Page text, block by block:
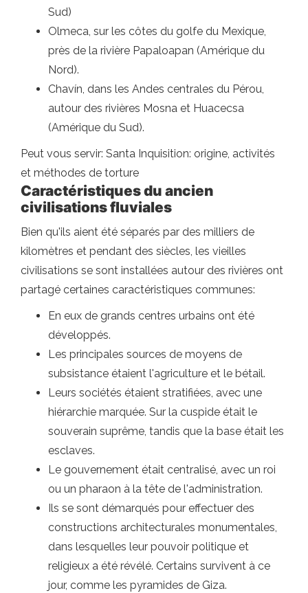
Sud)
Olmeca, sur les côtes du golfe du Mexique,
près de la rivière Papaloapan (Amérique du
Nord).
Chavín, dans les Andes centrales du Pérou,
autour des rivières Mosna et Huacecsa
(Amérique du Sud).
Peut vous servir: Santa Inquisition: origine, activités
et méthodes de torture
Caractéristiques du ancien
civilisations fluviales
Bien qu'ils aient été séparés par des milliers de
kilomètres et pendant des siècles, les vieilles
civilisations se sont installées autour des rivières ont
partagé certaines caractéristiques communes:
En eux de grands centres urbains ont été
développés.
Les principales sources de moyens de
subsistance étaient l'agriculture et le bétail.
Leurs sociétés étaient stratifiées, avec une
hiérarchie marquée. Sur la cuspide était le
souverain suprême, tandis que la base était les
esclaves.
Le gouvernement était centralisé, avec un roi
ou un pharaon à la tête de l'administration.
Ils se sont démarqués pour effectuer des
constructions architecturales monumentales,
dans lesquelles leur pouvoir politique et
religieux a été révélé. Certains survivent à ce
jour, comme les pyramides de Giza.